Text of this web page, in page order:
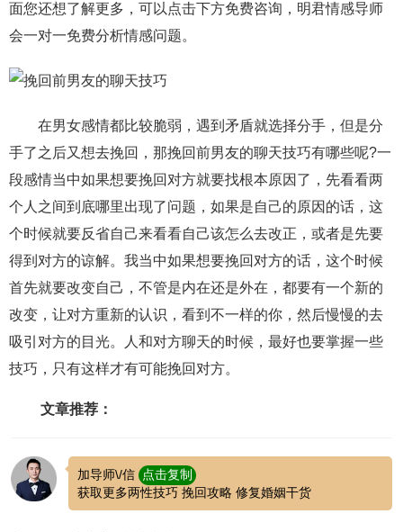
面您还想了解更多，可以点击下方免费咨询，明君情感导师
会一对一免费分析情感问题。
在男女感情都比较脆弱，遇到矛盾就选择分手，但是分
手了之后又想去挽回，那挽回前男友的聊天技巧有哪些呢?一
段感情当中如果想要挽回对方就要找根本原因了，先看看两
个人之间到底哪里出现了问题，如果是自己的原因的话，这
个时候就要反省自己来看看自己该怎么去改正，或者是先要
得到对方的谅解。我当中如果想要挽回对方的话，这个时候
首先就要改变自己，不管是内在还是外在，都要有一个新的
改变，让对方重新的认识，看到不一样的你，然后慢慢的去
吸引对方的目光。人和对方聊天的时候，最好也要掌握一些
技巧，只有这样才有可能挽回对方。
文章推荐：
加导师\/信
点击复制
获取更多两性技巧 挽回攻略 修复婚姻干货